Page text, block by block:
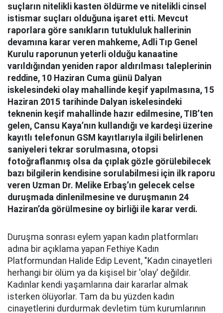
suçların nitelikli kasten öldürme ve nitelikli cinsel
istismar suçları olduğuna işaret etti. Mevcut
raporlara göre sanıkların tutukluluk hallerinin
devamına karar veren mahkeme, Adli Tıp Genel
Kurulu raporunun yeterli olduğu kanaatine
varıldığından yeniden rapor aldırılması taleplerinin
reddine, 10 Haziran Cuma günü Dalyan
iskelesindeki olay mahallinde keşif yapılmasına, 15
Haziran 2015 tarihinde Dalyan iskelesindeki
teknenin keşif mahallinde hazır edilmesine, TIB’ten
gelen, Cansu Kaya’nın kullandığı ve kardeşi üzerine
kayıtlı telefonun GSM kayıtlarıyla ilgili belirlenen
saniyeleri tekrar sorulmasına, otopsi
fotoğraflanmış olsa da çıplak gözle görülebilecek
bazı bilgilerin kendisine sorulabilmesi için ilk raporu
veren Uzman Dr. Melike Erbaş’ın gelecek celse
duruşmada dinlenilmesine ve duruşmanın 24
Haziran’da görülmesine oy birliği ile karar verdi.
Duruşma sonrası eylem yapan kadın platformları
adına bir açıklama yapan Fethiye Kadın
Platformundan Halide Edip Levent, "Kadın cinayetleri
herhangi bir ölüm ya da kişisel bir 'olay' değildir.
Kadınlar kendi yaşamlarına dair kararlar almak
isterken ölüyorlar. Tam da bu yüzden kadın
cinayetlerini durdurmak devletim tüm kurumlarının